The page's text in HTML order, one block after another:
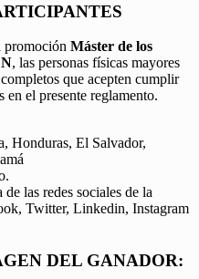
promoción Máster de los
, las personas físicas mayores
que acepten cumplir
en el presente reglamento.
Honduras, El Salvador,
las redes sociales de la
Twitter, Linkedin, Instagram
DEL GANADOR: